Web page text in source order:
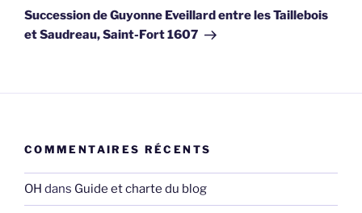
suivant
Succession de Guyonne Eveillard entre les Taillebois
et Saudreau, Saint-Fort 1607
COMMENTAIRES RÉCENTS
OH dans Guide et charte du blog